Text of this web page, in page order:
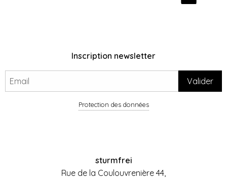
Inscription newsletter
Protection des données
sturmfrei
Rue de la Coulouvrenière 44,